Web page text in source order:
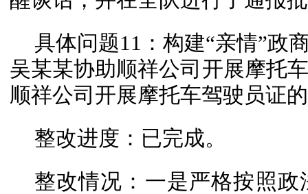
具体问题11：构建“亲情”政
吴某某协助顺祥公司开展摩托
顺祥公司开展摩托车驾驶员证
整改进度：已完成。
整改情况：一是严格按照